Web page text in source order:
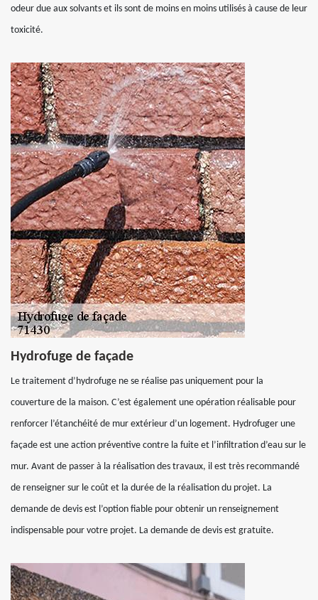
odeur due aux solvants et ils sont de moins en moins utilisés à cause de leur
toxicité.
Hydrofuge de façade
Le traitement d’hydrofuge ne se réalise pas uniquement pour la
couverture de la maison. C’est également une opération réalisable pour
renforcer l’étanchéité de mur extérieur d’un logement. Hydrofuger une
façade est une action préventive contre la fuite et l’infiltration d’eau sur le
mur. Avant de passer à la réalisation des travaux, il est très recommandé
de renseigner sur le coût et la durée de la réalisation du projet. La
demande de devis est l’option fiable pour obtenir un renseignement
indispensable pour votre projet. La demande de devis est gratuite.